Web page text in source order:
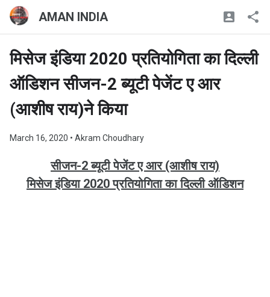
AMAN INDIA
मिसेज इंडिया 2020 प्रतियोगिता का दिल्ली
ऑडिशन सीजन-2 ब्यूटी पेजेंट ए आर
(आशीष राय)ने किया
March 16, 2020 • Akram Choudhary
सीजन-2ब्यूटी पेजेंट ए आर (आशीष राय)
मिसेज इंडिया 2020 प्रतियोगिता का दिल्ली ऑडिशन